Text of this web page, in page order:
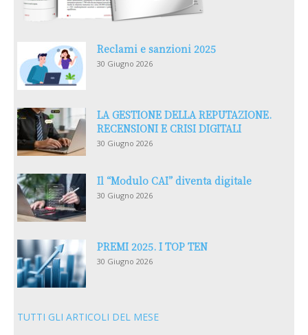
Reclami e sanzioni 2025
30 Giugno 2026
LA GESTIONE DELLA REPUTAZIONE.
RECENSIONI E CRISI DIGITALI
30 Giugno 2026
Il “Modulo CAI” diventa digitale
30 Giugno 2026
PREMI 2025. I TOP TEN
30 Giugno 2026
TUTTI GLI ARTICOLI DEL MESE